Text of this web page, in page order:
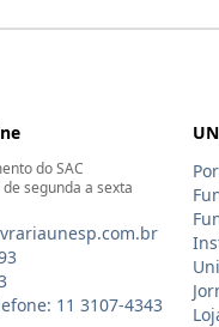
do SAC
segunda a sexta
11 3107-4343